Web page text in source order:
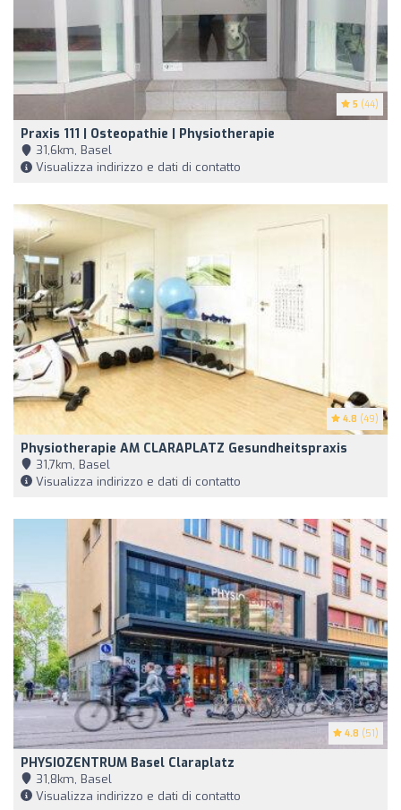
5 (44)
Praxis 111 | Osteopathie | Physiotherapie
31,6km, Basel
Visualizza indirizzo e dati di contatto
4.8 (49)
Physiotherapie AM CLARAPLATZ Gesundheitspraxis
31,7km, Basel
Visualizza indirizzo e dati di contatto
4.8 (51)
PHYSIOZENTRUM Basel Claraplatz
31,8km, Basel
Visualizza indirizzo e dati di contatto